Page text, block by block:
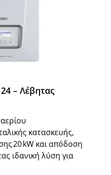
– Λέβητας
κατασκευής,
20 kW και απόδοση
ιδανική λύση για